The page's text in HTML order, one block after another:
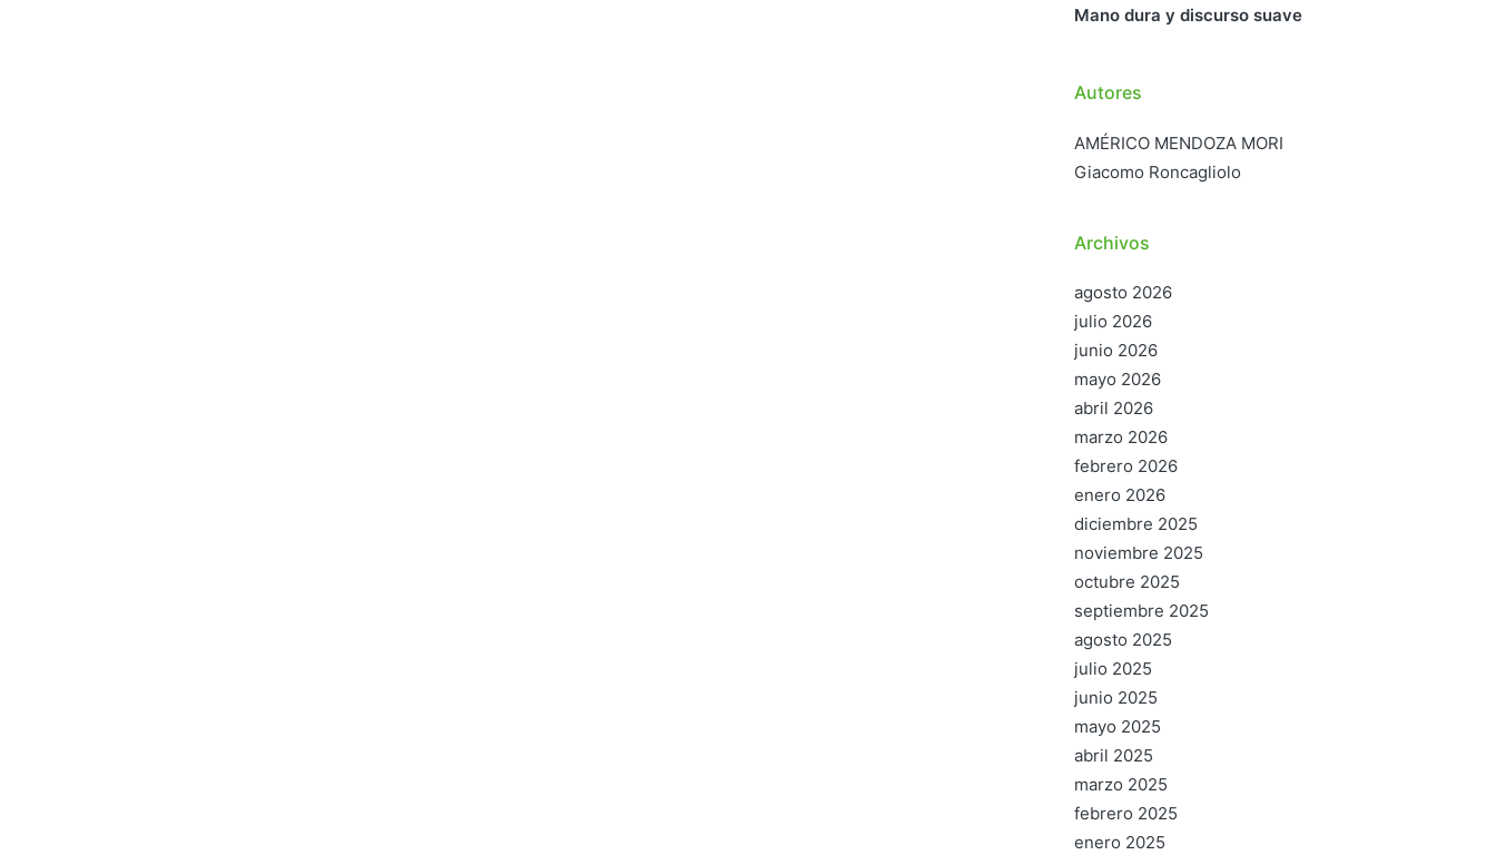
Mano dura y discurso suave
Autores
AMÉRICO MENDOZA MORI
Giacomo Roncagliolo
Archivos
agosto 2026
julio 2026
junio 2026
mayo 2026
abril 2026
marzo 2026
febrero 2026
enero 2026
diciembre 2025
noviembre 2025
octubre 2025
septiembre 2025
agosto 2025
julio 2025
junio 2025
mayo 2025
abril 2025
marzo 2025
febrero 2025
enero 2025